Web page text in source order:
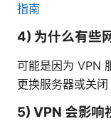
指南
4) 为什么有些
可能是因为 VPN
更换服务器或关闭
5) VPN 会影响